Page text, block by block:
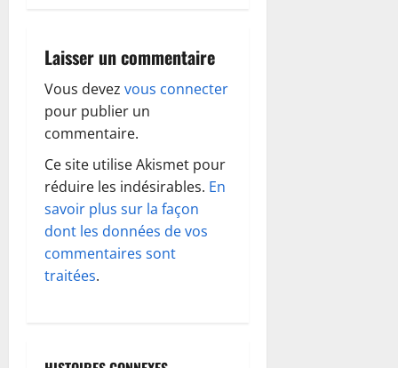
a
t
i
o
n
d
’
r
Laisser un commentaire
Vous devez vous connecter
pour publier un
commentaire.
Ce site utilise Akismet pour
réduire les indésirables. En
savoir plus sur la façon
dont les données de vos
commentaires sont
traitées.